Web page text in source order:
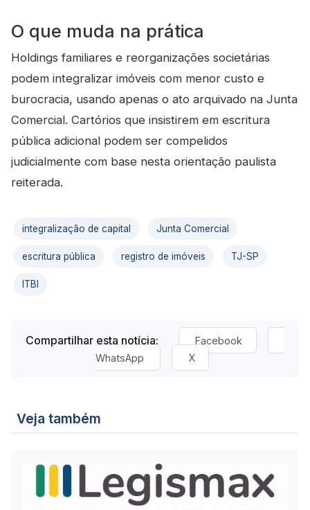
O que muda na prática
Holdings familiares e reorganizações societárias
podem integralizar imóveis com menor custo e
burocracia, usando apenas o ato arquivado na Junta
Comercial. Cartórios que insistirem em escritura
pública adicional podem ser compelidos
judicialmente com base nesta orientação paulista
reiterada.
integralização de capital Junta Comercial
escritura pública registro de imóveis TJ-SP
ITBI
Compartilhar esta notícia:
Facebook
WhatsApp
X
Veja também